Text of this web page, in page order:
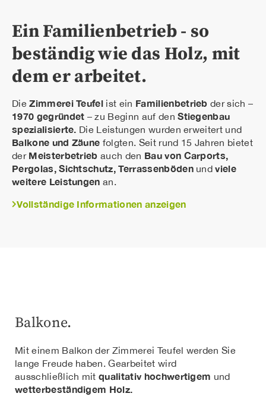
Ein Familienbetrieb - so
beständig wie das Holz, mit
dem er arbeitet.
DieZimmerei Teufel ist ein Familienbetrieb der sich –
1970 gegründet – zu Beginn auf denStiegenbau
spezialisierte. Die Leistungen wurden erweitert und
Balkone und Zäune folgten. Seit rund 15 Jahren bietet
der Meisterbetrieb auch den Bau von Carports,
Pergolas, Sichtschutz, Terrassenbödenundviele
weitere Leistungen an.
Vollständige Informationen anzeigen
Balkone.
Mit einem Balkon der Zimmerei Teufel werden Sie
lange Freude haben. Gearbeitet wird
ausschließlich mitqualitativ hochwertigem und
wetterbeständigem Holz.